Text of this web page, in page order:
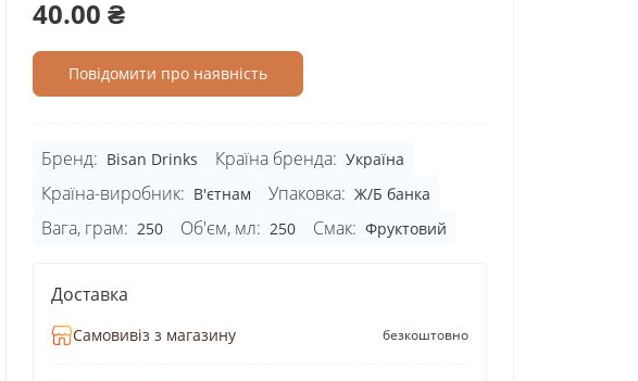
40.00 ₴
Повідомити про наявність
Бренд: Bisan Drinks Країна бренда: Україна
Країна-виробник: В'єтнам Упаковка: Ж/Б банка
Вага, грам: 250 Об'єм, мл: 250 Смак: Фруктовий
Доставка
Самовивіз з магазину безкоштовно